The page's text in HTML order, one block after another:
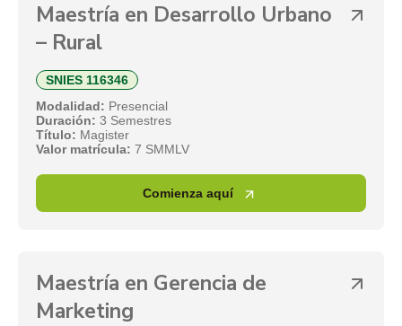
Maestría en Desarrollo Urbano
– Rural
SNIES 116346
Modalidad: Presencial
Duración: 3 Semestres
Título: Magister
Valor matrícula: 7 SMMLV
Comienza aquí
Maestría en Gerencia de
Marketing